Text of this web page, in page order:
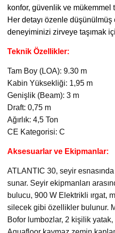
konfor, güvenlik ve mükemmel
Her detayı özenle
deneyiminizi zirveye taşımak
Teknik Özellikler:
Tam Boy (LOA): 9.30 m
Kabin Yüksekliği: 1,95 m
Genişlik (Beam): 3 m
Draft: 0,75 m
Ağırlık: 4,5 Ton
CE Kategorisi: C
Aksesuarlar ve Ekipmanlar:
ATLANTIC 30, seyir
sunar. Seyir ekipmanları
bulucu, 900 W Elektrikli ırgat,
silecek gibi özellikler bulunur.
Bofor lumbozlar, 2 kişilik